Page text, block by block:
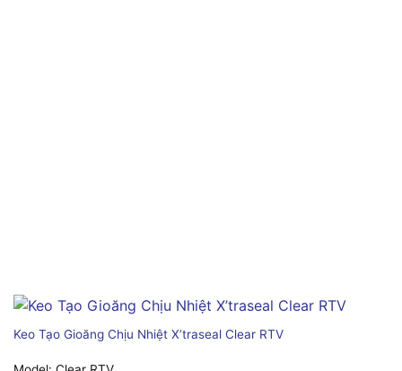
Keo Tạo Gioăng Chịu Nhiệt X’traseal Clear RTV